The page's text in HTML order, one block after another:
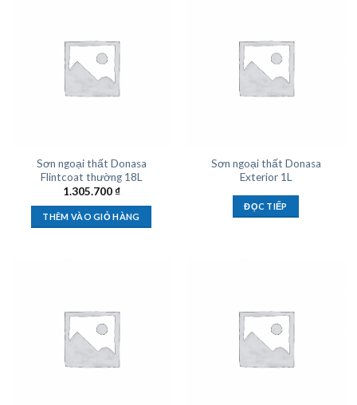
Sơn ngoại thất Donasa
Flintcoat thường 18L
1.305.700₫
THÊM VÀO GIỎ HÀNG
Sơn ngoại thất Donasa
Exterior 1L
ĐỌC TIẾP